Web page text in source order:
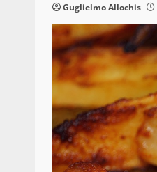
Guglielmo Allochis